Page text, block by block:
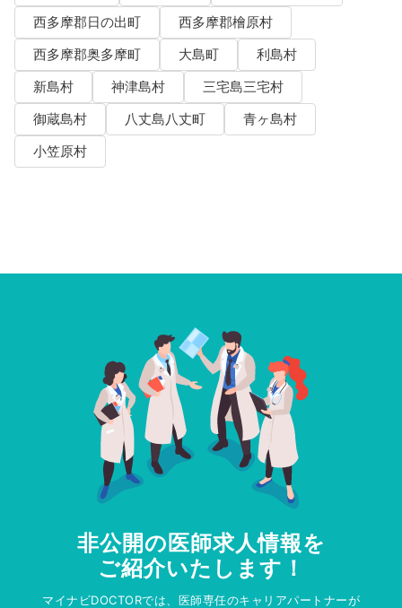
西多摩郡日の出町
西多摩郡檜原村
西多摩郡奥多摩町
大島町
利島村
新島村
神津島村
三宅島三宅村
御蔵島村
八丈島八丈町
青ヶ島村
小笠原村
非公開の医師求人情報を
ご紹介いたします！
マイナビDOCTORでは、医師専任のキャリアパートナーが